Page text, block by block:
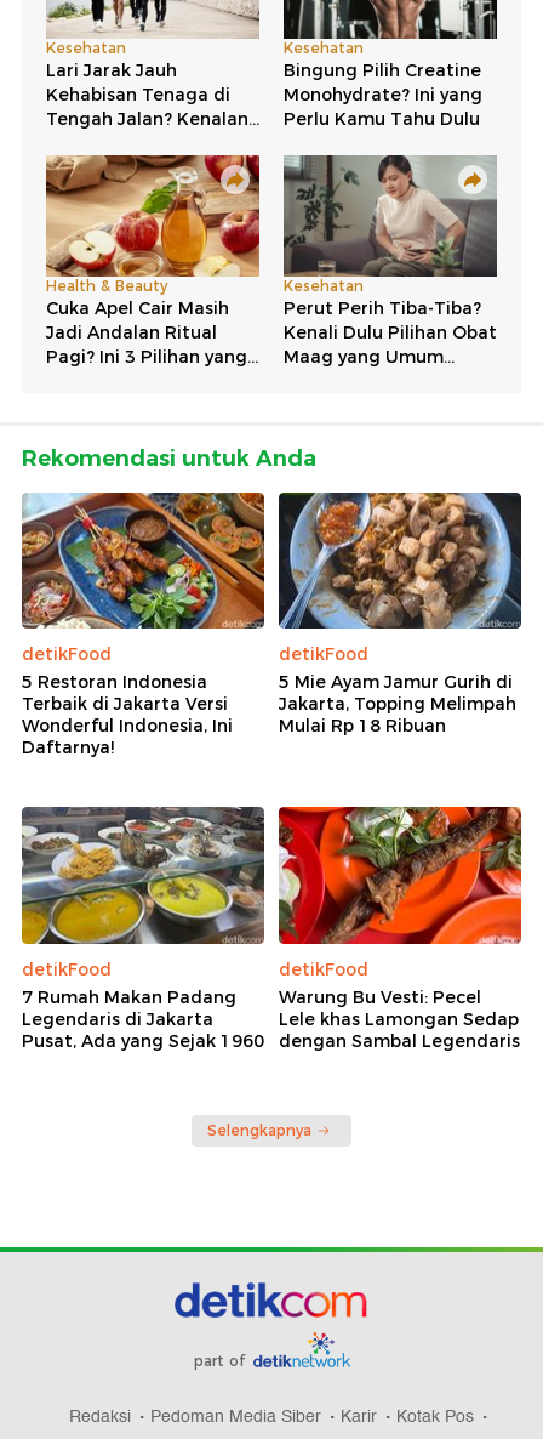
Rekomendasi untuk Anda
detikFood
5 Restoran Indonesia
Terbaik di Jakarta Versi
Wonderful Indonesia, Ini
Daftarnya!
detikFood
5 Mie Ayam Jamur Gurih di
Jakarta, Topping Melimpah
Mulai Rp 18 Ribuan
detikFood
7 Rumah Makan Padang
Legendaris di Jakarta
Pusat, Ada yang Sejak 1960
detikFood
Warung Bu Vesti: Pecel
Lele khas Lamongan Sedap
dengan Sambal Legendaris
Selengkapnya
part of
Redaksi Pedoman Media Siber Karir
Kotak Pos